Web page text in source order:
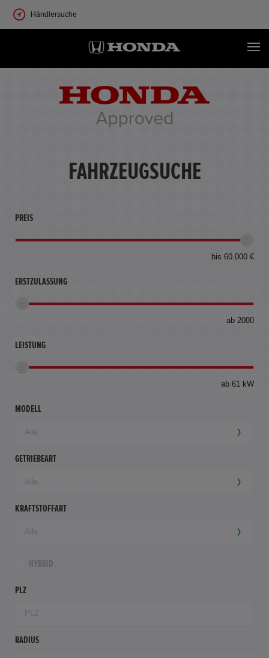
Händlersuche
FAHRZEUGSUCHE
PREIS
bis 60.000 €
ERSTZULASSUNG
ab 2000
LEISTUNG
ab 61 kW
MODELL
GETRIEBEART
KRAFTSTOFFART
HYBRID
PLZ
RADIUS